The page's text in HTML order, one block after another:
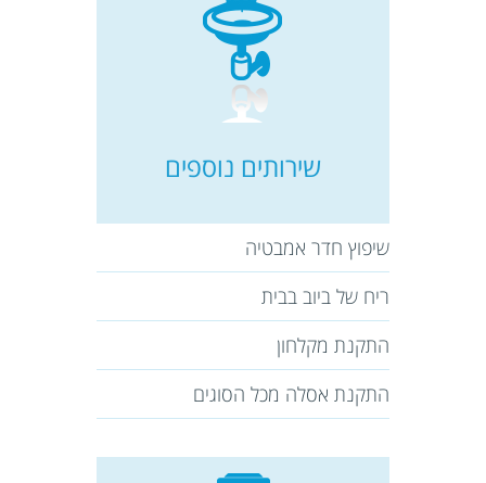
שירותים נוספים
שיפוץ חדר אמבטיה
ריח של ביוב בבית
התקנת מקלחון
התקנת אסלה מכל הסוגים